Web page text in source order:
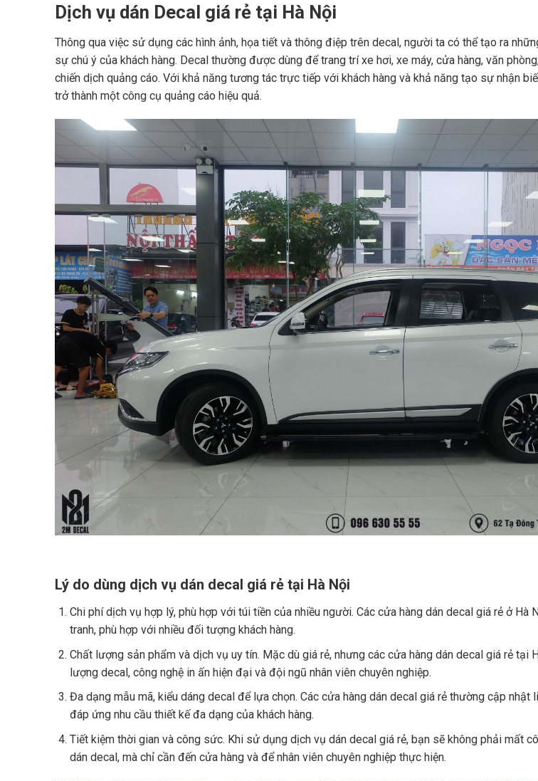
Dịch vụ dán Decal giá rẻ tại Hà Nội
Thông qua việc sử dụng các hình ảnh, họa tiết và thông điệp trên decal, người ta có thể tạo ra
sự chú ý của khách hàng. Decal thường được dùng để trang trí xe hơi, xe máy, cửa hàng, văn
chiến dịch quảng cáo. Với khả năng tương tác trực tiếp với khách hàng và khả năng tạo sự nhận
trở thành một công cụ quảng cáo hiệu quả.
Lý do dùng dịch vụ dán decal giá rẻ tại Hà Nội
Chi phí dịch vụ hợp lý, phù hợp với túi tiền của nhiều người. Các cửa hàng dán decal giá rẻ ở Hà
tranh, phù hợp với nhiều đối tượng khách hàng.
Chất lượng sản phẩm và dịch vụ uy tín. Mặc dù giá rẻ, nhưng các cửa hàng dán decal giá rẻ tại
lượng decal, công nghệ in ấn hiện đại và đội ngũ nhân viên chuyên nghiệp.
Đa dạng mẫu mã, kiểu dáng decal để lựa chọn. Các cửa hàng dán decal giá rẻ thường cập nhật
đáp ứng nhu cầu thiết kế đa dạng của khách hàng.
Tiết kiệm thời gian và công sức. Khi sử dụng dịch vụ dán decal giá rẻ, bạn sẽ không phải mất
dán decal, mà chỉ cần đến cửa hàng và để nhân viên chuyên nghiệp thực hiện.